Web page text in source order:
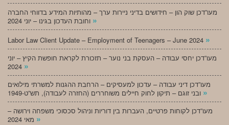
מעו”דכן שוק הון – חידושים בדיני ניירות ערך – מהותיות המידע בדווחי החברה
»
Labor Law Client Update – Employment of Teenagers – June 2024 »
מעו”דכן יחסי עבודה – העסקת בני נוער – תזכורת לקראת חופשת הקיץ – יוני
»
מעו”דכן דיני עבודה – עדכון למעסיקים – הרחבת ההגנות למשרתי מילואים
»
מעו”דכן לקוחות פרטיים, העברות בין דוריות וניהול סכסוכי משפחה וירושה –
»